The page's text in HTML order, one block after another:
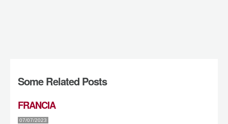
Some Related Posts
FRANCIA
07/07/2023